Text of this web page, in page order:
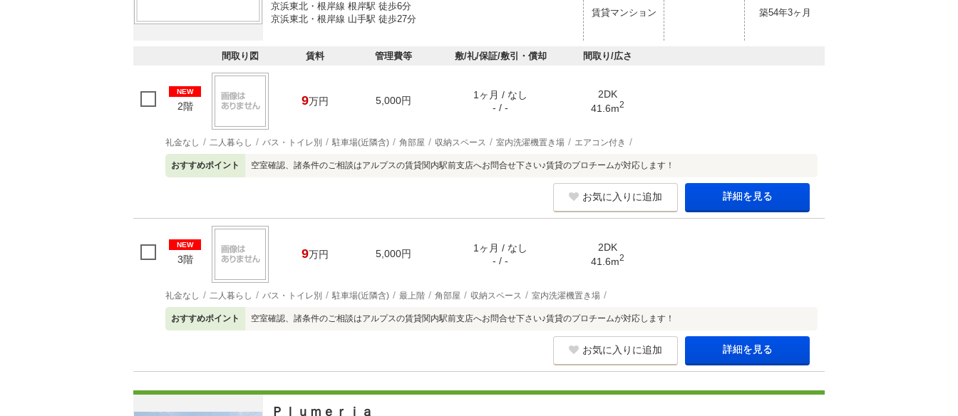
京浜東北・根岸線 根岸駅 徒歩6分
京浜東北・根岸線 山手駅 徒歩27分
賃貸マンション 築54年3ヶ月
間取り図 賃料 管理費等 敷/礼/保証/敷引・償却 間取り/広さ
NEW
2階 9万円 5,000円
1ヶ月 / なし
- / -
2DK
41.6m2
礼金なし 二人暮らし バス・トイレ別 駐車場(近隣含) 角部屋 収納スペース 室内洗濯機置き場 エアコン付き
おすすめポイント 空室確認、諸条件のご相談はアルプスの賃貸関内駅前支店へお問合せ下さい♪賃貸のプロチームが対応します！
お気に入りに追加 詳細を見る
NEW
3階 9万円 5,000円
1ヶ月 / なし
- / -
2DK
41.6m2
礼金なし 二人暮らし バス・トイレ別 駐車場(近隣含) 最上階 角部屋 収納スペース 室内洗濯機置き場
おすすめポイント 空室確認、諸条件のご相談はアルプスの賃貸関内駅前支店へお問合せ下さい♪賃貸のプロチームが対応します！
お気に入りに追加 詳細を見る
Ｐｌｕｍｅｒｉａ